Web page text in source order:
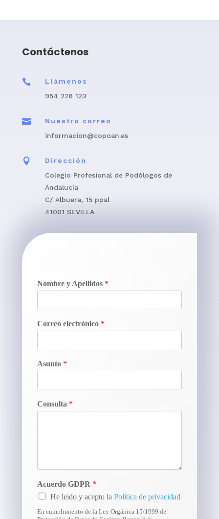
Contáctenos

Llámenos
954 226 123

Nuestro correo
informacion@copoan.es

Dirección
Colegio Profesional de Podólogos de
Andalucía
C/ Albuera, 15 ppal
41001 SEVILLA
Nombre y Apellidos *
Correo electrónico *
Asunto *
Consulta *
Acuerdo GDPR *
He leido y acepto la Política de privacidad
En cumplimiento de la Ley Orgánica 15/1999 de